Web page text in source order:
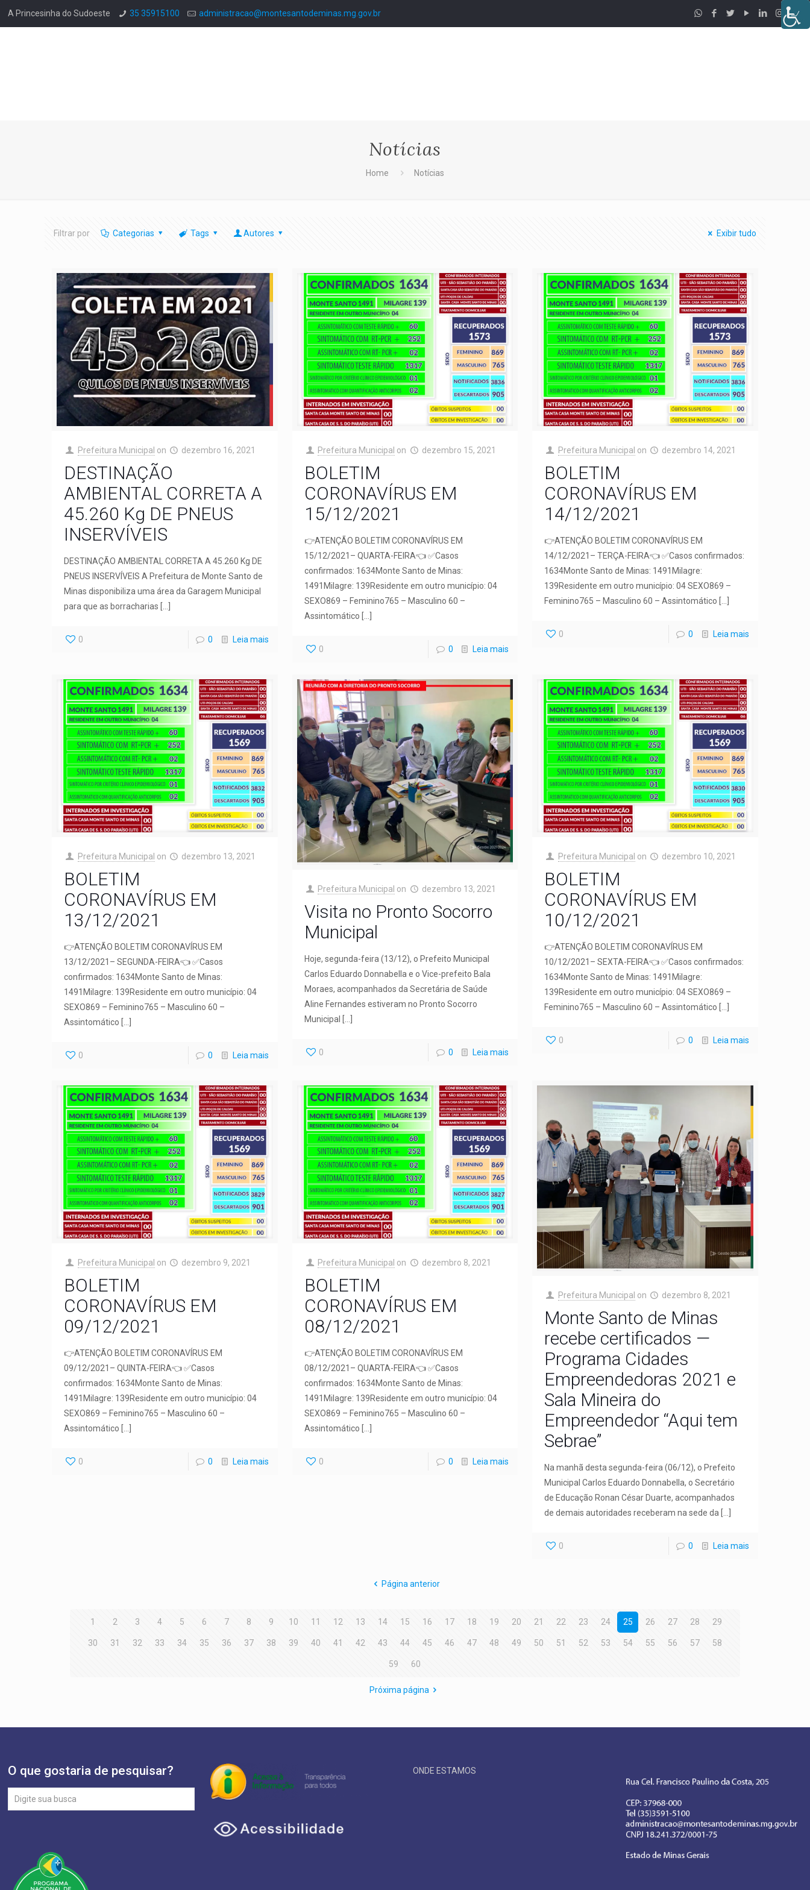
A Princesinha do Sudoeste 35 35915100 administracao@montesantodeminas.mg.gov.br
Notícias
Home Notícias
Filtrar por Categorias Tags Autores Exibir tudo
Prefeitura Municipal on dezembro 16, 2021
DESTINAÇÃO
AMBIENTAL CORRETA A
45.260 Kg DE PNEUS
INSERVÍVEIS
DESTINAÇÃO AMBIENTAL CORRETA A 45.260 Kg DE
PNEUS INSERVÍVEIS A Prefeitura de Monte Santo de
Minas disponibiliza uma área da Garagem Municipal
para que as borracharias
0 0 Leia mais
Prefeitura Municipal on dezembro 15, 2021
BOLETIM
CORONAVÍRUS EM
15/12/2021
👉ATENÇÃO BOLETIM CORONAVÍRUS EM
15/12/2021– QUARTA-FEIRA👈 ✅Casos
confirmados: 1634Monte Santo de Minas:
1491Milagre: 139Residente em outro município: 04
SEXO869 – Feminino765 – Masculino 60 –
Assintomático
0 0 Leia mais
Prefeitura Municipal on dezembro 14, 2021
BOLETIM
CORONAVÍRUS EM
14/12/2021
👉ATENÇÃO BOLETIM CORONAVÍRUS EM
14/12/2021– TERÇA-FEIRA👈 ✅Casos confirmados:
1634Monte Santo de Minas: 1491Milagre:
139Residente em outro município: 04 SEXO869 –
Feminino765 – Masculino 60 – Assintomático
0 0 Leia mais
Prefeitura Municipal on dezembro 13, 2021
BOLETIM
CORONAVÍRUS EM
13/12/2021
👉ATENÇÃO BOLETIM CORONAVÍRUS EM
13/12/2021– SEGUNDA-FEIRA👈 ✅Casos
confirmados: 1634Monte Santo de Minas:
1491Milagre: 139Residente em outro município: 04
SEXO869 – Feminino765 – Masculino 60 –
Assintomático
0 0 Leia mais
Prefeitura Municipal on dezembro 13, 2021
Visita no Pronto Socorro
Municipal
Hoje, segunda-feira (13/12), o Prefeito Municipal
Carlos Eduardo Donnabella e o Vice-prefeito Bala
Moraes, acompanhados da Secretária de Saúde
Aline Fernandes estiveram no Pronto Socorro
Municipal
0 0 Leia mais
Prefeitura Municipal on dezembro 10, 2021
BOLETIM
CORONAVÍRUS EM
10/12/2021
👉ATENÇÃO BOLETIM CORONAVÍRUS EM
10/12/2021– SEXTA-FEIRA👈 ✅Casos confirmados:
1634Monte Santo de Minas: 1491Milagre:
139Residente em outro município: 04 SEXO869 –
Feminino765 – Masculino 60 – Assintomático
0 0 Leia mais
Prefeitura Municipal on dezembro 9, 2021
BOLETIM
CORONAVÍRUS EM
09/12/2021
👉ATENÇÃO BOLETIM CORONAVÍRUS EM
09/12/2021– QUINTA-FEIRA👈 ✅Casos
confirmados: 1634Monte Santo de Minas:
1491Milagre: 139Residente em outro município: 04
SEXO869 – Feminino765 – Masculino 60 –
Assintomático
0 0 Leia mais
Prefeitura Municipal on dezembro 8, 2021
BOLETIM
CORONAVÍRUS EM
08/12/2021
👉ATENÇÃO BOLETIM CORONAVÍRUS EM
08/12/2021– QUARTA-FEIRA👈 ✅Casos
confirmados: 1634Monte Santo de Minas:
1491Milagre: 139Residente em outro município: 04
SEXO869 – Feminino765 – Masculino 60 –
Assintomático
0 0 Leia mais
Prefeitura Municipal on dezembro 8, 2021
Monte Santo de Minas
recebe certificados —
Programa Cidades
Empreendedoras 2021 e
Sala Mineira do
Empreendedor “Aqui tem
Sebrae”
Na manhã desta segunda-feira (06/12), o Prefeito
Municipal Carlos Eduardo Donnabella, o Secretário
de Educação Ronan César Duarte, acompanhados
de demais autoridades receberam na sede da […]
0 0 Leia mais
Página anterior
1 2 3 4 5 6 7 8 9 10 11 12 13 14 15 16 17 18 19 20 21 22 23 24 25 26 27 28 29
30 31 32 33 34 35 36 37 38 39 40 41 42 43 44 45 46 47 48 49 50 51 52 53 54 55 56 57 58
59 60
Próxima página
O que gostaria de pesquisar? ONDE ESTAMOS